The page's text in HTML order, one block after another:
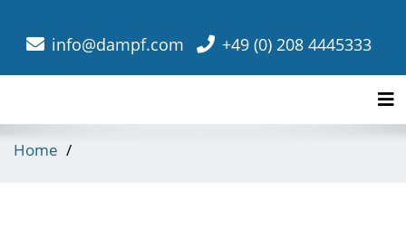
info@dampf.com +49 (0) 208 4445333
Home